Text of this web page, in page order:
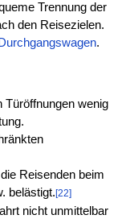
Trennung der
den Reisezielen.
Durchgangswagen.
Türöffnungen wenig
Reisenden beim
belästigt. [22]
nicht unmittelbar